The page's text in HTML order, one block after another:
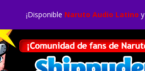
¡Disponible Naruto Audio Latino y